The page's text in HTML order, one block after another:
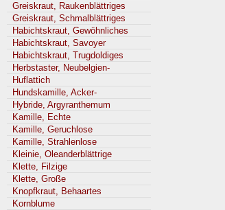
Greiskraut, Raukenblättriges
Greiskraut, Schmalblättriges
Habichtskraut, Gewöhnliches
Habichtskraut, Savoyer
Habichtskraut, Trugdoldiges
Herbstaster, Neubelgien-
Huflattich
Hundskamille, Acker-
Hybride, Argyranthemum
Kamille, Echte
Kamille, Geruchlose
Kamille, Strahlenlose
Kleinie, Oleanderblättrige
Klette, Filzige
Klette, Große
Knopfkraut, Behaartes
Kornblume